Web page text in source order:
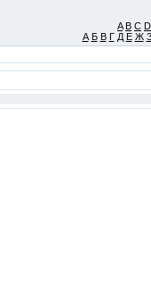
A B C D
А Б В Г Д Е Ж З